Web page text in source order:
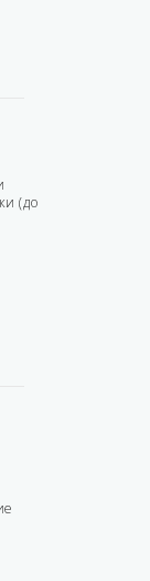
(до